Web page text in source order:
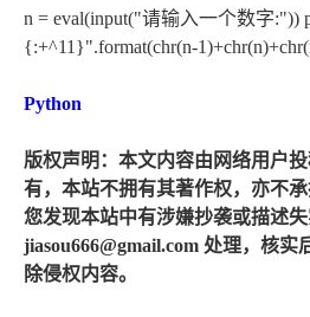
n = eval(input("请输入一个数字:"))
{:+^11}".format(chr(n-
Python
版权声明：本文内容由网络用户
有，本站不拥有其著作权，亦不
您发现本站中有涉嫌抄袭或描述
jiasou666@gmail.com 处理，核实
除侵权内容。